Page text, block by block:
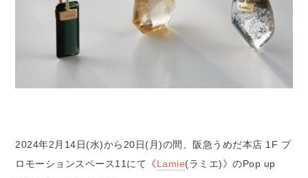
2024年2月14日(水)から20日(月)の間、阪急うめだ本店 1F プ
ロモーションスペース11にて《Lamie(ラミエ)》のPop up